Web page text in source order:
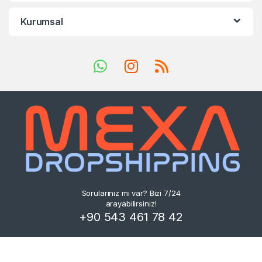
Kurumsal
Sorularınız mı var? Bizi 7/24
arayabilirsiniz!
+90 543 461 78 42